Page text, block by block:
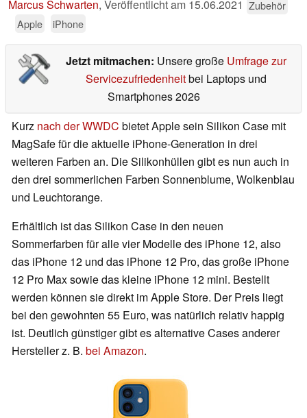
Marcus Schwarten, Veröffentlicht am 15.06.2021 Zubehör
Apple
iPhone
Jetzt mitmachen: Unsere große Umfrage zur
Servicezufriedenheitbei Laptops und
Smartphones 2026
Kurz nach der WWDC bietet Apple sein Silikon Case mit
MagSafe für die aktuelle iPhone-Generation in drei
weiteren Farben an. Die Silikonhüllen gibt es nun auch in
den drei sommerlichen Farben Sonnenblume, Wolkenblau
und Leuchtorange.
Erhältlich ist das Silikon Case in den neuen
Sommerfarben für alle vier Modelle des iPhone 12, also
das iPhone 12 und das iPhone 12 Pro, das große iPhone
12 Pro Max sowie das kleine iPhone 12 mini. Bestellt
werden können sie direkt im Apple Store. Der Preis liegt
bei den gewohnten 55 Euro, was natürlich relativ happig
ist. Deutlich günstiger gibt es alternative Cases anderer
Hersteller z. B. bei Amazon.